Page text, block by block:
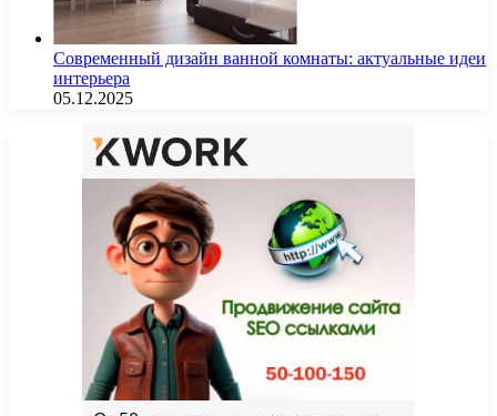
Современный дизайн ванной комнаты: актуальные идеи
интерьера
05.12.2025